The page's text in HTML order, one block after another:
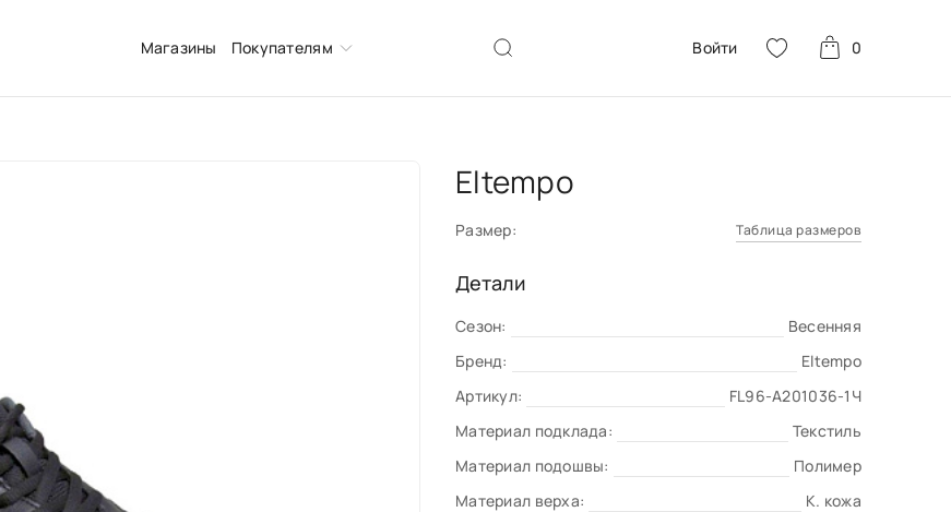
Магазины Покупателям Войти 0
Eltempo
Размер: Таблица размеров
Детали
Сезон:
Весенняя
Бренд:
Eltempo
Артикул:
FL96-A201036-1Ч
Материал подклада:
Текстиль
Материал подошвы:
Полимер
Материал верха:
К. кожа